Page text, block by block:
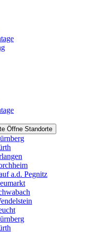
Öffne Standorte
a.d. Pegnitz